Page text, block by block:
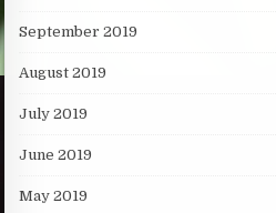
September 2019
August 2019
July 2019
June 2019
May 2019